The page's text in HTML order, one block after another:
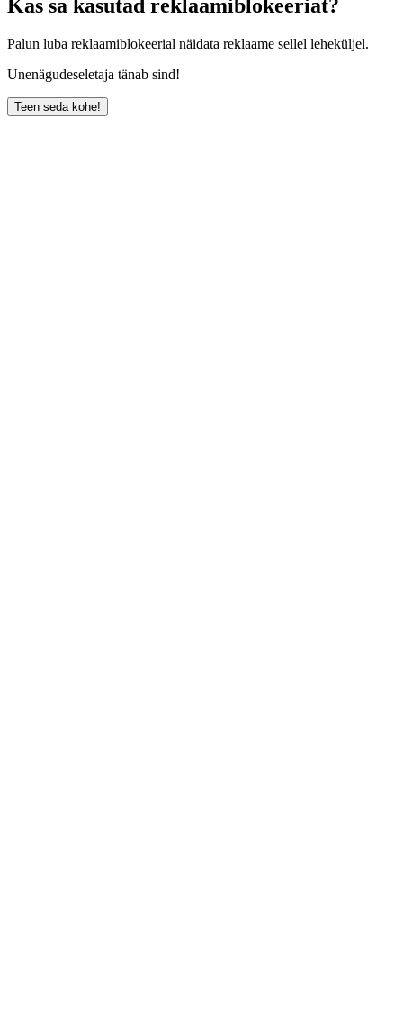
Kas sa kasutad reklaamiblokeeriat?
Palun luba reklaamiblokeerial näidata reklaame sellel leheküljel.
Unenägudeseletaja tänab sind!
Teen seda kohe!